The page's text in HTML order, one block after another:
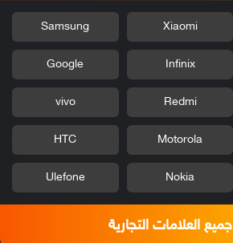
Xiaomi
Samsung
Infinix
Google
Redmi
vivo
Motorola
HTC
Nokia
Ulefone
جميع العلامات التجارية